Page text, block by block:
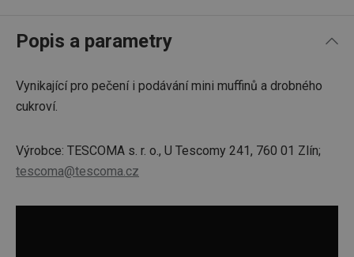
Popis a parametry
Vynikající pro pečení i podávání mini muffinů a drobného
cukroví.
Výrobce: TESCOMA s. r. o., U Tescomy 241, 760 01 Zlín;
tescoma@tescoma.cz